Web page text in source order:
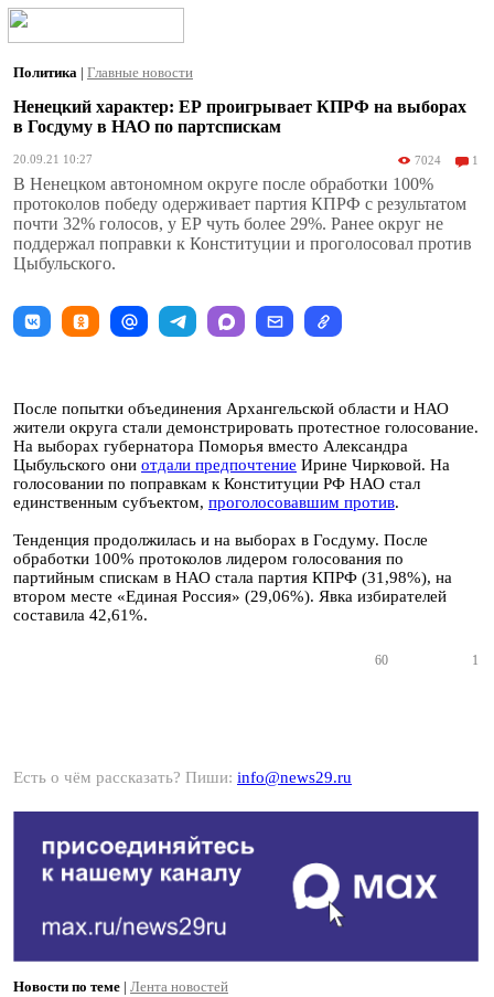
Политика | Главные новости
Ненецкий характер: ЕР проигрывает КПРФ на выборах
в Госдуму в НАО по партспискам
20.09.21 10:27 7024 1
В Ненецком автономном округе после обработки 100%
протоколов победу одерживает партия КПРФ с результатом
почти 32% голосов, у ЕР чуть более 29%. Ранее округ не
поддержал поправки к Конституции и проголосовал против
Цыбульского.
После попытки объединения Архангельской области и НАО
жители округа стали демонстрировать протестное голосование.
На выборах губернатора Поморья вместо Александра
Цыбульского они отдали предпочтение Ирине Чирковой. На
голосовании по поправкам к Конституции РФ НАО стал
единственным субъектом, проголосовавшим против.
Тенденция продолжилась и на выборах в Госдуму. После
обработки 100% протоколов лидером голосования по
партийным спискам в НАО стала партия КПРФ (31,98%), на
втором месте «Единая Россия» (29,06%). Явка избирателей
составила 42,61%.
60 1
Есть о чём рассказать? Пиши: info@news29.ru
Новости по теме | Лента новостей